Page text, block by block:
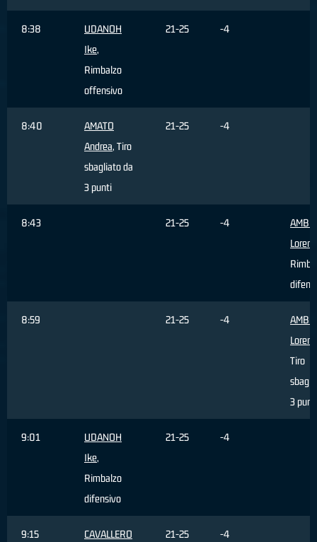
8:38
UDANOH
Ike,
Rimbalzo
offensivo
21-25 -4
8:40
AMATO
Andrea, Tiro
sbagliato da
3 punti
21-25 -4
8:43 21-25 -4
8:59 21-25 -4
Tiro
3 punti
9:01
UDANOH
Ike,
Rimbalzo
difensivo
21-25 -4
9:15
CAVALLERO
21-25 -4